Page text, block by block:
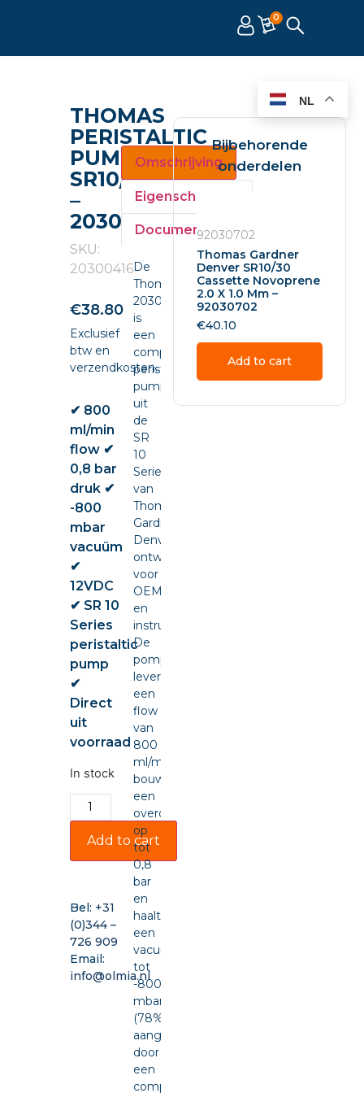
0
THOMAS
PERISTALTIC
PUMP
SR10/30
–
20300416
SKU:
20300416
€38.80
Exclusief
btw en
verzendkosten.
✔ 800
ml/min
flow ✔
0,8 bar
druk ✔
-800
mbar
vacuüm
✔
12VDC
✔ SR 10
Series
peristaltic
pump
✔
Direct
uit
voorraad
In stock
Add to cart
Bel: +31
(0)344 –
726 909
Email:
info@olmia.nl
Omschrijving
Eigenschappen
Documenten
De
Thomas
20300416
is
een
compacte
peristaltic
pump
uit
de
SR
10
Series
van
Thomas
Gardner
Denver,
ontwikkeld
voor
OEM-
en
instrumentintegratie.
De
pomp
levert
een
flow
van
800
ml/min,
bouwt
een
overdruk
op
tot
0,8
bar
en
haalt
een
vacuüm
tot
-800
mbar
(78%),
aangedreven
door
een
compacte
Bijbehorende
onderdelen
92030702
Thomas Gardner
Denver SR10/30
Cassette Novoprene
2.0 X 1.0 Mm –
92030702
€40.10
Add to cart
NL